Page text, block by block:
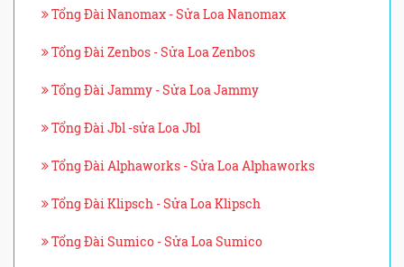
Tổng Đài Nanomax - Sửa Loa Nanomax
Tổng Đài Zenbos - Sửa Loa Zenbos
Tổng Đài Jammy - Sửa Loa Jammy
Tổng Đài Jbl -sửa Loa Jbl
Tổng Đài Alphaworks - Sửa Loa Alphaworks
Tổng Đài Klipsch - Sửa Loa Klipsch
Tổng Đài Sumico - Sửa Loa Sumico